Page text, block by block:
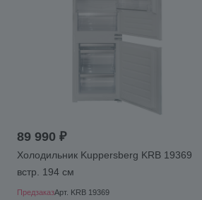
89 990 ₽
Холодильник Kuppersberg KRB 19369
встр. 194 см
ПредзаказАрт. KRB 19369